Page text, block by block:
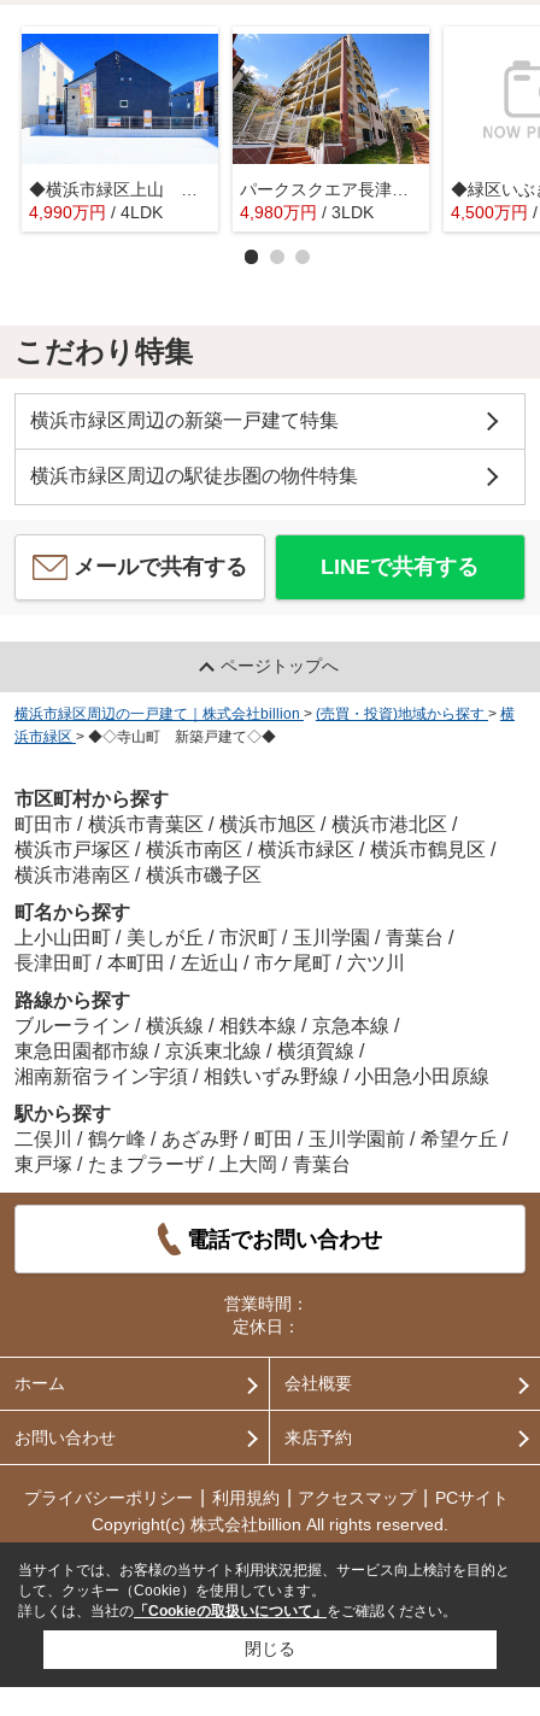
◆横浜市緑区上山 未使用戸建B号棟◆
4,990万円 / 4LDK
パークスクエア長津田フェスタコリーナ 長津田駅徒歩5分/眺望良好/広々3LDK/大型バルコニー
4,980万円 / 3LDK 4,500万円
こだわり特集
横浜市緑区周辺の新築一戸建て特集
横浜市緑区周辺の駅徒歩圏の物件特集
メールで共有する LINEで共有する
ページトップへ
横浜市緑区周辺の一戸建て｜株式会社billion > (売買・投資)地域から探す > 横
浜市緑区 > ◆◇寺山町 新築戸建て◇◆
市区町村から探す
町田市 / 横浜市青葉区 / 横浜市旭区 / 横浜市港北区 /
横浜市戸塚区 / 横浜市南区 / 横浜市緑区 / 横浜市鶴見区 /
横浜市港南区 / 横浜市磯子区
町名から探す
上小山田町 / 美しが丘 / 市沢町 / 玉川学園 / 青葉台 /
長津田町 / 本町田 / 左近山 / 市ケ尾町 / 六ツ川
路線から探す
ブルーライン / 横浜線 / 相鉄本線 / 京急本線 /
東急田園都市線 / 京浜東北線 / 横須賀線 /
湘南新宿ライン宇須 / 相鉄いずみ野線 / 小田急小田原線
駅から探す
二俣川
/ 鶴ケ峰 / あざみ野 / 町田 / 玉川学園前 / 希望ケ丘 /
東戸塚 / たまプラーザ / 上大岡 / 青葉台
電話でお問い合わせ
営業時間：
定休日：
ホーム 会社概要
お問い合わせ 来店予約
プライバシーポリシー 利用規約 アクセスマップ
PCサイト
Copyright(c) 株式会社billion All rights reserved.
当サイトでは、お客様の当サイト利用状況把握、サービス向上検討を目的と
して、クッキー（Cookie）を使用しています。
詳しくは、当社の 「Cookieの取扱いについて」 をご確認ください。
閉じる